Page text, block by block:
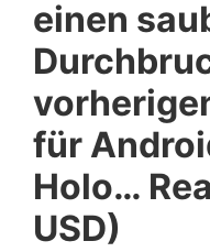
einen
für
Holo…
USD)